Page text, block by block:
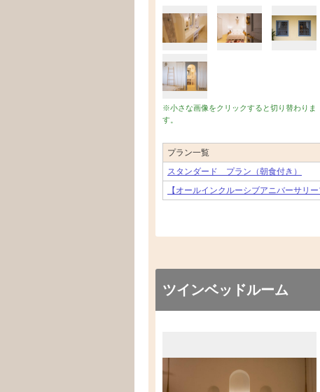
※小さな画像をクリックすると切り替わりま
す。
プラン一覧
スタンダード プラン（朝食付き）
【オールインクルーシブアニバーサリ
ツインベッドルーム